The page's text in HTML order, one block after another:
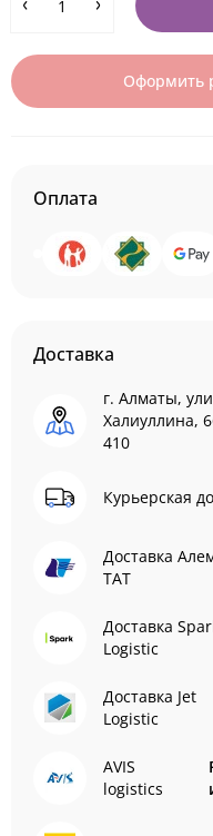
Оформить
Оплата
Доставка
г. Алматы,
Халиуллина,
410
Курьерская
Доставка
ТАТ
Доставка
Logistic
Доставка Jet
Logistic
AVIS
logistics